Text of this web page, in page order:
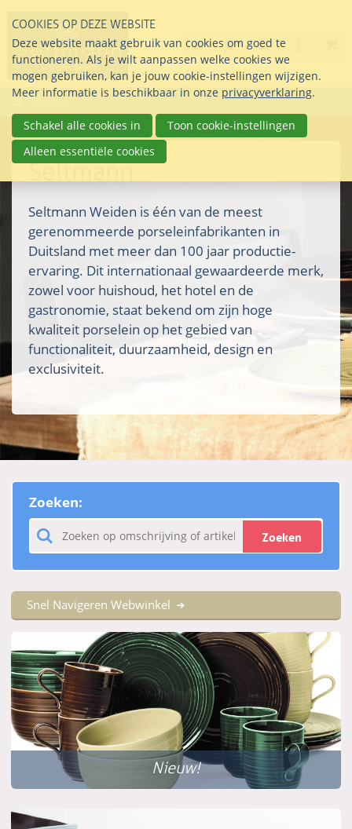
links
over
Direct
naar
inhoud
Direct
naar
het
info@seltmann-
Stel uw vraag
085 76 07 000
Search
Menu
Seltmann
Seltmann Weiden is één van de meest
gerenommeerde porseleinfabrikanten in
Duitsland met meer dan 100 jaar productie-
ervaring. Dit internationaal gewaardeerde merk,
zowel voor huishoud, het hotel en de
gastronomie, staat bekend om zijn hoge
kwaliteit porselein op het gebied van
functionaliteit, duurzaamheid, design en
exclusiviteit.
Zoeken:
Zoeken
Snel Navigeren Webwinkel
Nieuw!
COOKIES OP DEZE WEBSITE
Deze website maakt gebruik van cookies om goed te
functioneren. Als je wilt aanpassen welke cookies we
mogen gebruiken, kan je jouw cookie-instellingen wijzigen.
Meer informatie is beschikbaar in onze privacyverklaring.
Schakel alle cookies in
Toon cookie-instellingen
Alleen essentiële cookies